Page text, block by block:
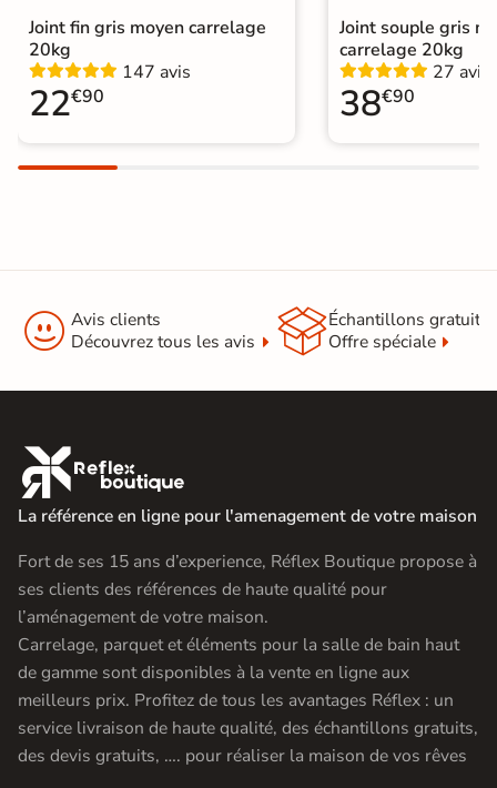
Placo, tout type de support mural
Normes
Joint fin gris moyen carrelage
20kg
147 avis
22€90
Joint souple gris
carrelage 20kg
27 avis
38€90
 Avis clients
Découvrez tous les avis
Échantillons gratuit
Offre spéciale

La référence en ligne pour l'amenagement de votre maison
Fort de ses 15 ans d’experience, Réflex Boutique propose à
ses clients des références de haute qualité pour
l’aménagement de votre maison.
Carrelage, parquet et éléments pour la salle de bain haut
de gamme sont disponibles à la vente en ligne aux
meilleurs prix. Profitez de tous les avantages Réflex : un
service livraison de haute qualité, des échantillons gratuits,
des devis gratuits, …. pour réaliser la maison de vos rêves